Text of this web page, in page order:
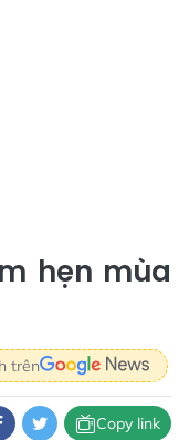
hẹn mùa
trên
Copy link